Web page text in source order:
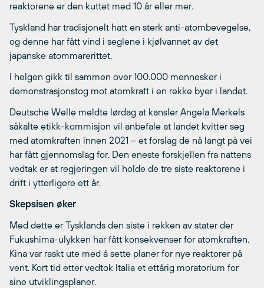
reaktorene er den kuttet med 10 år eller mer.
Tyskland har tradisjonelt hatt en sterk anti-atombevegelse,
og denne har fått vind i seglene i kjølvannet av det
japanske atommarerittet.
I helgen gikk til sammen over 100.000 mennesker i
demonstrasjonstog mot atomkraft i en rekke byer i landet.
Deutsche Welle meldte lørdag at kansler Angela Merkels
såkalte etikk-kommisjon vil anbefale at landet kvitter seg
med atomkraften innen 2021 – et forslag de nå langt på vei
har fått gjennomslag for. Den eneste forskjellen fra nattens
vedtak er at regjeringen vil holde de tre siste reaktorene i
drift i ytterligere ett år.
Skepsisen øker
Med dette er Tysklands den siste i rekken av stater der
Fukushima-ulykken har fått konsekvenser for atomkraften.
Kina var raskt ute med å sette planer for nye reaktorer på
vent. Kort tid etter vedtok Italia et ettårig moratorium for
sine utviklingsplaner.